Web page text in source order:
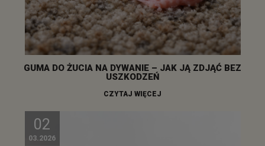
GUMA DO ŻUCIA NA DYWANIE – JAK JĄ ZDJĄĆ BEZ
USZKODZEŃ
CZYTAJ WIĘCEJ
02
03.2026